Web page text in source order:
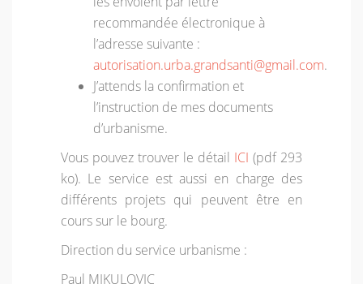
recommandée électronique à
l’adresse suivante :
autorisation.urba.grandsanti@gmail.com.
J’attends la confirmation et
l’instruction de mes documents
d’urbanisme.
Vous pouvez trouver le détail ICI (pdf 293
ko). Le service est aussi en charge des
différents projets qui peuvent être en
cours sur le bourg.
Direction du service urbanisme :
Paul MIKULOVIC